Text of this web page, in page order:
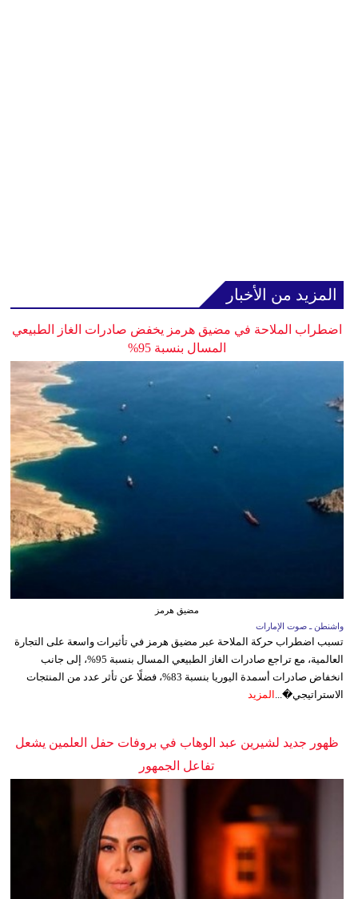
المزيد من الأخبار
اضطراب الملاحة في مضيق هرمز يخفض صادرات الغاز الطبيعي
المسال بنسبة 95%
مضيق هرمز
واشنطن ـ صوت الإمارات
تسبب اضطراب حركة الملاحة عبر مضيق هرمز في تأثيرات واسعة على التجارة
العالمية، مع تراجع صادرات الغاز الطبيعي المسال بنسبة 95%، إلى جانب
انخفاض صادرات أسمدة اليوريا بنسبة 83%، فضلًا عن تأثر عدد من المنتجات
الاستراتيجي�... المزيد
ظهور جديد لشيرين عبد الوهاب في بروفات حفل العلمين يشعل
تفاعل الجمهور